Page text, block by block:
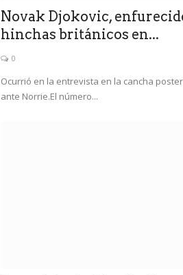
Novak Djokovic,
hinchas británicos en...
0
Ocurrió en la entrevista en la cancha
ante Norrie.El número...